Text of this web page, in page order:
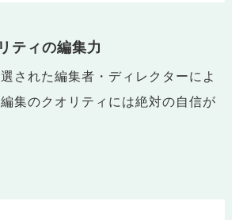
ティの編集力
された編集者・ディレクターによ
集のクオリティには絶対の自信が